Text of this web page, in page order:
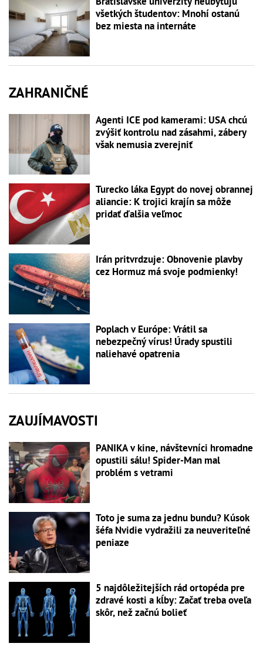
všetkých študentov: Mnohí ostanú
bez miesta na internáte
ZAHRANIČNÉ
Agenti ICE pod kamerami: USA chcú
zvýšiť kontrolu nad zásahmi, zábery
však nemusia zverejniť
Turecko láka Egypt do novej obrannej
aliancie: K trojici krajín sa môže
pridať ďalšia veľmoc
Irán pritvrdzuje: Obnovenie plavby
cez Hormuz má svoje podmienky!
Poplach v Európe: Vrátil sa
nebezpečný vírus! Úrady spustili
naliehavé opatrenia
ZAUJÍMAVOSTI
PANIKA v kine, návštevníci hromadne
opustili sálu! Spider-Man mal
problém s vetrami
Toto je suma za jednu bundu? Kúsok
šéfa Nvidie vydražili za neuveriteľné
peniaze
5 najdôležitejších rád ortopéda pre
zdravé kosti a kĺby: Začať treba oveľa
skôr, než začnú bolieť